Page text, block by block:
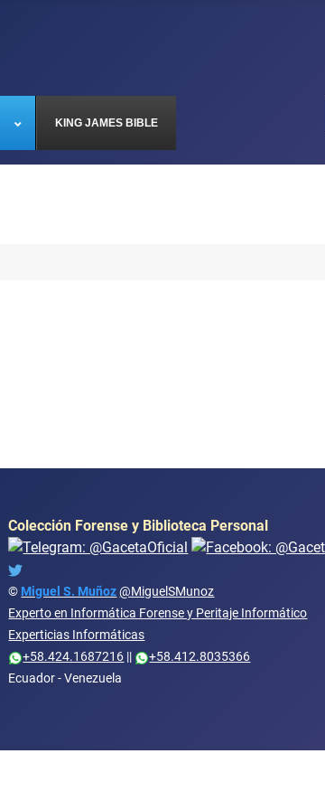
KING JAMES BIBLE
Colección Forense y Biblioteca Personal
© Miguel S. Muñoz @MiguelSMunoz
Experto en Informática Forense y Peritaje Informático
Experticias Informáticas
+58.424.1687216 ||
+58.412.8035366
Ecuador - Venezuela